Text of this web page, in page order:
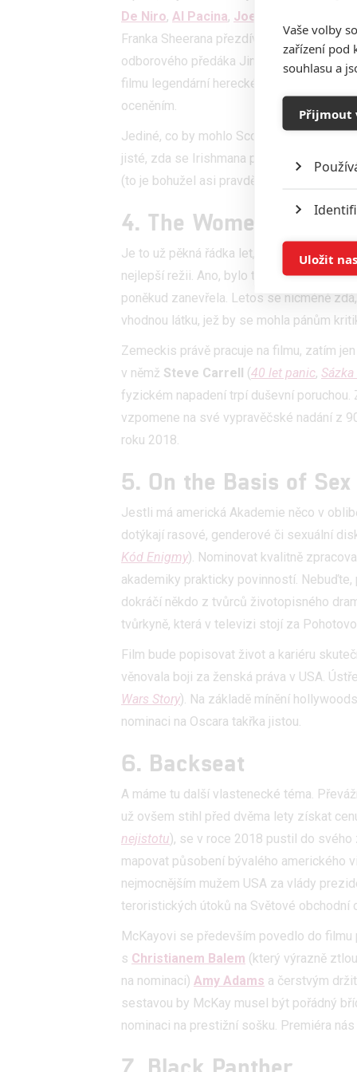
De Niro, Al Pacina, Joe Pesciho
Franka Sheerana přezdívaného „Irčan“,
odborového předáka Jimmyho Hoffy.
filmu legendární herecké hvězdy
oceněním.
Jediné, co by mohlo Scorsesemu
jisté, zda se Irishmana podaří dokončit
(to je bohužel asi pravděpodobnější),
4. The Women of
Je to už pěkná řádka let, co si slavný
nejlepší režii. Ano, bylo to v roce 1995 za
poněkud zanevřela. Letos se nicméně
vhodnou látku, jež by se mohla pánům
Zemeckis právě pracuje na filmu, zatím
v němž Steve Carrell (40 let panic,
fyzickém napadení trpí duševní
vzpomene na své vypravěčské nadání z
roku 2018.
5. On the Basis of Sex
Jestli má americká Akademie něco v
dotýkají rasové, genderové či sexuální
Kód Enigmy). Nominovat kvalitně
akademiky prakticky povinností.
dokráčí někdo z tvůrců životopisného
tvůrkyně, která v televizi stojí za
Film bude popisovat život a kariéru
věnovala boji za ženská práva v USA.
Wars Story). Na základě mínění
nominaci na Oscara takřka jistou.
6. Backseat
A máme tu další vlastenecké téma.
už ovšem stihl před dvěma lety získat
nejistotu), se v roce 2018 pustil do svého
mapovat působení bývalého amerického
nejmocnějším mužem USA za vlády
teroristických útoků na Světové obchodní
McKayovi se především povedlo do
s Christianem Balem (který výrazně
na nominaci) Amy Adams a čerstvým
sestavou by McKay musel být pořádný
nominaci na prestižní sošku. Premiéra
7. Black Panther
Vaše volby
zařízení pod
souhlasu a
Přijmout
služeb
Udělením
možnost:
Uložit